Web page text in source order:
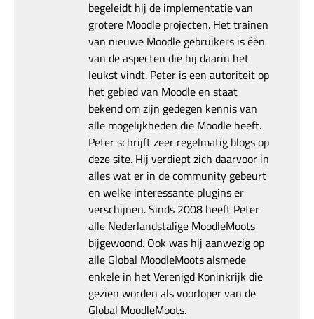
begeleidt hij de implementatie van
grotere Moodle projecten. Het trainen
van nieuwe Moodle gebruikers is één
van de aspecten die hij daarin het
leukst vindt. Peter is een autoriteit op
het gebied van Moodle en staat
bekend om zijn gedegen kennis van
alle mogelijkheden die Moodle heeft.
Peter schrijft zeer regelmatig blogs op
deze site. Hij verdiept zich daarvoor in
alles wat er in de community gebeurt
en welke interessante plugins er
verschijnen. Sinds 2008 heeft Peter
alle Nederlandstalige MoodleMoots
bijgewoond. Ook was hij aanwezig op
alle Global MoodleMoots alsmede
enkele in het Verenigd Koninkrijk die
gezien worden als voorloper van de
Global MoodleMoots.